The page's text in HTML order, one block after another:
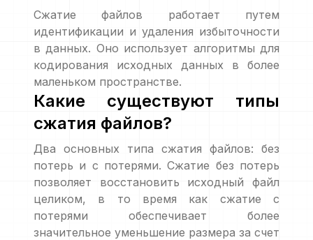
Сжатие файлов работает путем
идентификации и удаления избыточности
в данных. Оно использует алгоритмы для
кодирования исходных данных в более
маленьком пространстве.
Какие существуют типы
сжатия файлов?
Два основных типа сжатия файлов: без
потерь и с потерями. Сжатие без потерь
позволяет восстановить исходный файл
целиком, в то время как сжатие с
потерями обеспечивает более
значительное уменьшение размера за счет